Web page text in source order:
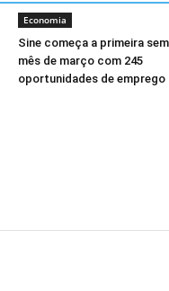
Economia
Sine começa a primeira
mês de março com 245
oportunidades de emprego